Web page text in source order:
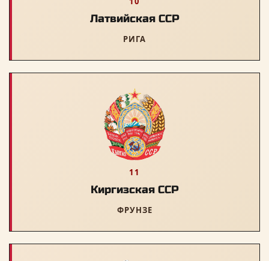
Латвийская ССР
РИГА
11
Киргизская ССР
ФРУНЗЕ